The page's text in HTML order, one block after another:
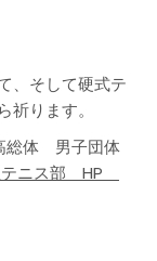
、そして硬式テ
ります。
総体 男子団体
テニス部 HP